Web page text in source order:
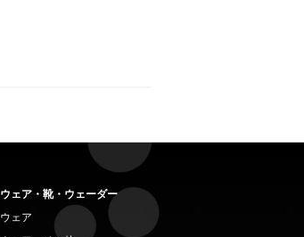
ウェア・靴・ウェーダー
ウェア